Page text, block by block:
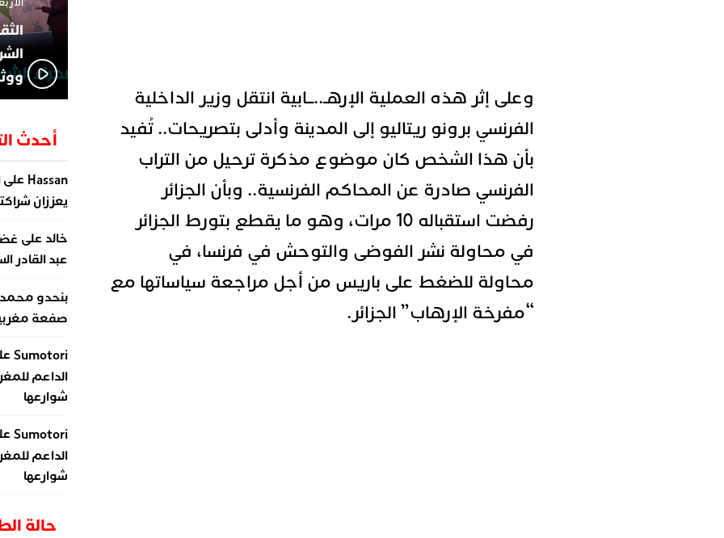
وعلى إثر هذه العملية الإرهـ..ــابية انتقل وزير الداخلية
الفرنسي برونو ريتاليو إلى المدينة وأدلى بتصريحات.. تُفيد
بأن هذا الشخص كان موضوع مذكرة ترحيل من التراب
الفرنسي صادرة عن المحاكم الفرنسية.. وبأن الجزائر
رفضت استقباله 10 مرات، وهو ما يقطع بتورط الجزائر
في محاولة نشر الفوضى والتوحش في فرنسا، في
محاولة للضغط على باريس من أجل مراجعة سياساتها مع
“مفرخة الإرهاب” الجزائر.
أحدث
Hassan على
يعززان
خالد على
عبد القادر
بنحدو محمد
صفعة
Sumotori
الداعم
شوارعها
Sumotori
الداعم
شوارعها
حالة